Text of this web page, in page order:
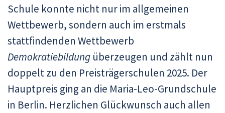
Schule konnte nicht nur im allgemeinen
Wettbewerb, sondern auch im erstmals
stattfindenden Wettbewerb
Demokratiebildung überzeugen und zählt nun
doppelt zu den Preisträgerschulen 2025. Der
Hauptpreis ging an die Maria-Leo-Grundschule
in Berlin. Herzlichen Glückwunsch auch allen